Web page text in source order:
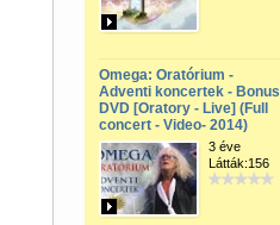
Omega: Oratórium -
Adventi koncertek - Bonus
DVD [Oratory - Live] (Full
concert - Video- 2014)
3 éve
Látták:156